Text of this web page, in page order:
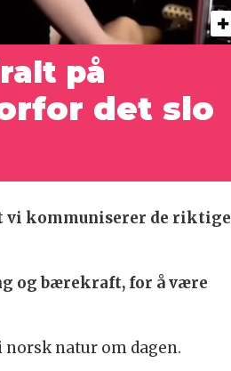
på
det slo
vi kommuniserer de riktige
og bærekraft, for å være
norsk natur om dagen.